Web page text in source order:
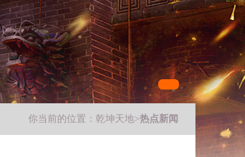
你当前的位置： 乾坤天地>热点新闻